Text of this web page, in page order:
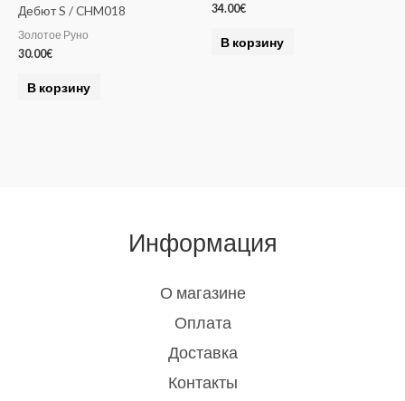
Дебют S / CHM018
Золотое Руно
30.00€
В корзину
34.00€
В корзину
Информация
О магазине
Оплата
Доставка
Контакты